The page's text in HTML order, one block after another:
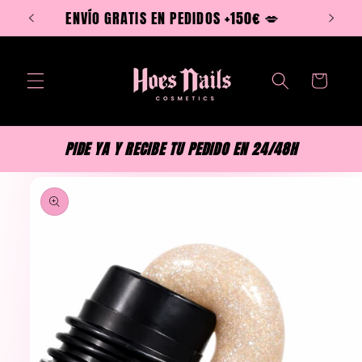
directamente
al contenido
ENVÍO GRATIS EN PEDIDOS +150€ 💋
Carrito
PIDE YA Y RECIBE TU PEDIDO EN 24/48H
directamente
información